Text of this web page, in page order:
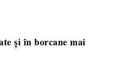
și în borcane mai